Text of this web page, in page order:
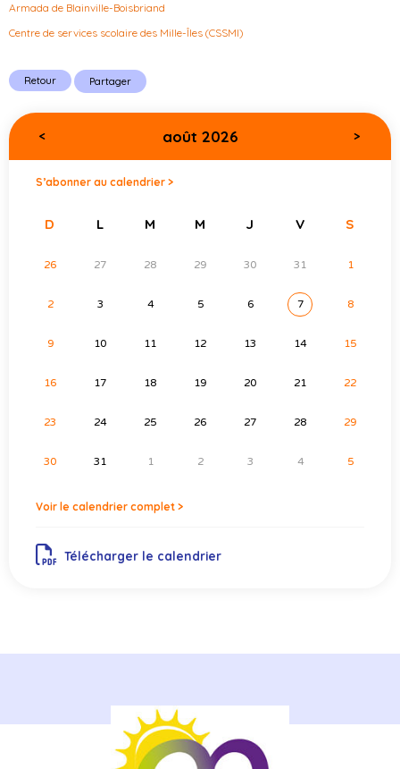
Armada de Blainville-Boisbriand
Centre de services scolaire des Mille-Îles (CSSMI)
Retour Partager
< août 2026 >
S’abonner au calendrier >
D L M M J V S
26 27 28 29 30 31 1
2 3 4 5 6 7 8
9 10 11 12 13 14 15
16 17 18 19 20 21 22
23 24 25 26 27 28 29
30 31 1 2 3 4 5
Voir le calendrier complet >
Télécharger le calendrier